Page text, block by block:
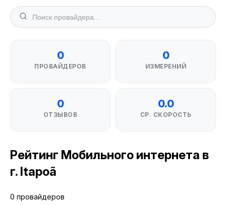
0
ПРОВАЙДЕРОВ
0
ИЗМЕРЕНИЙ
0
ОТЗЫВОВ
0.0
СР. СКОРОСТЬ
Рейтинг Мобильного интернета в
г. Itapoã
0 провайдеров